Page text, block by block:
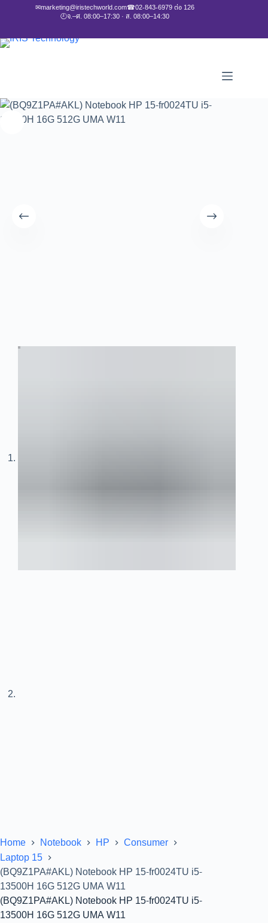
✉marketing@iristechworld.com☎02-843-6979 ต่อ 126
🕘จ.–ศ. 08:00–17:30 · ส. 08:00–14:30
Home Notebook HP
Consumer
Laptop 15
(BQ9Z1PA#AKL) Notebook HP 15-fr0024TU i5-
13500H 16G 512G UMA W11
(BQ9Z1PA#AKL) Notebook HP 15-fr0024TU i5-
13500H 16G 512G UMA W11